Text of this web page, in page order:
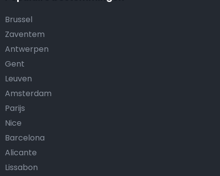
Brussel
Zaventem
Antwerpen
Gent
Leuven
Amsterdam
Parijs
Nice
Barcelona
Alicante
Lissabon